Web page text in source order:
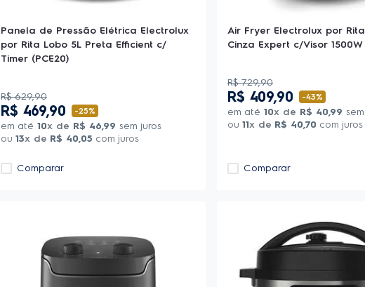
Panela de Pressão Elétrica Electrolux
por Rita Lobo 5L Preta Efficient c/
Timer (PCE20)
R$ 629,90
R$ 469,90 -25%
em até 10x de R$ 46,99 sem juros
ou 13x de R$ 40,05 com juros
Comparar
Air Fryer Electrolux por Rita
Cinza Expert c/Visor 1500W
R$ 729,90
R$ 409,90 -43%
em até 10x de R$ 40,99
ou 11x de R$ 40,70 com juros
Comparar